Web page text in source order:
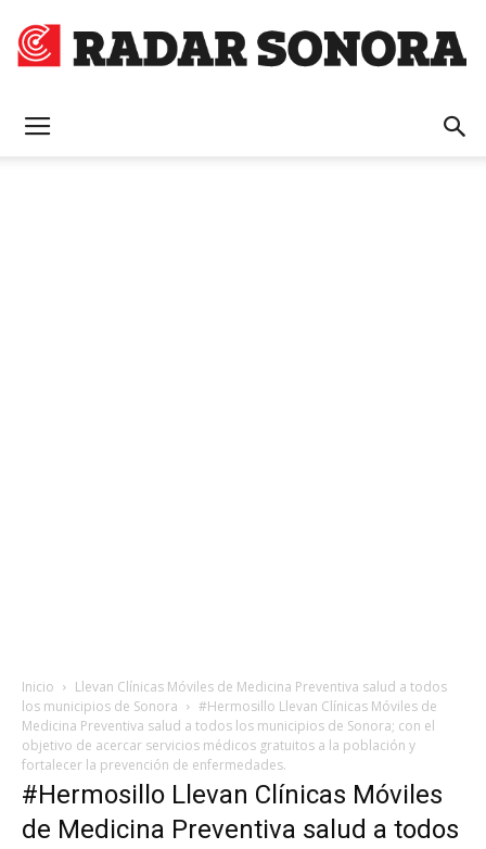
Inicio
Llevan Clínicas Móviles de Medicina Preventiva salud a todos
los municipios de Sonora
#Hermosillo Llevan Clínicas Móviles de
Medicina Preventiva salud a todos los municipios de Sonora; con el
objetivo de acercar servicios médicos gratuitos a la población y
fortalecer la prevención de enfermedades.
#Hermosillo Llevan Clínicas Móviles
de Medicina Preventiva salud a todos